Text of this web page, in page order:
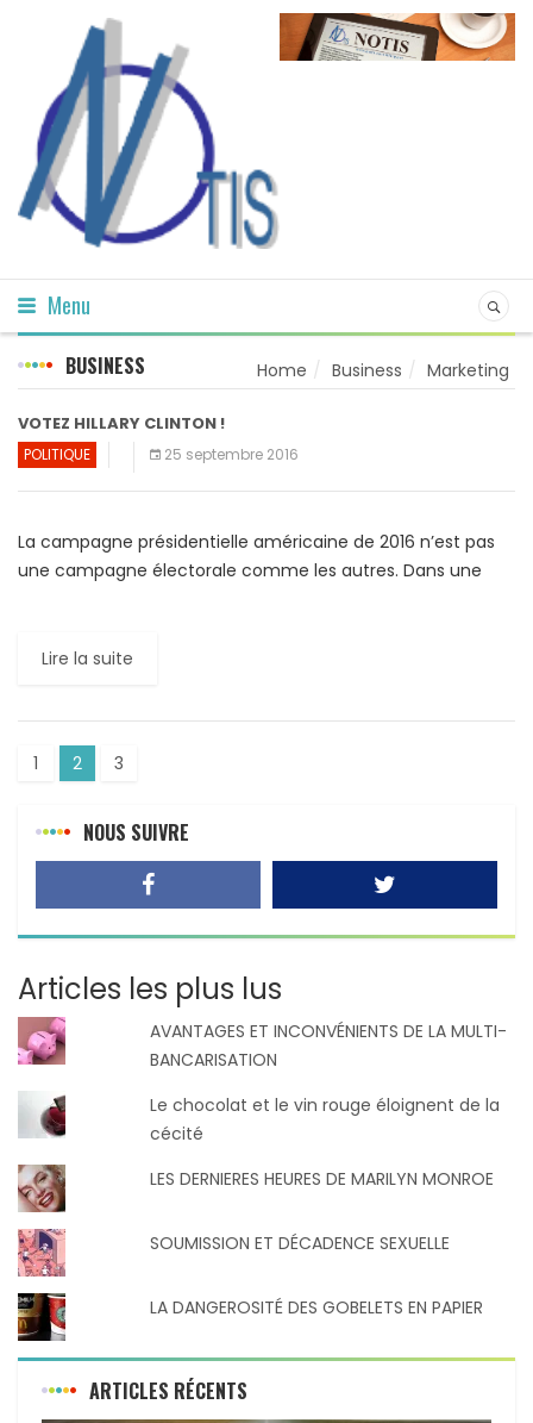
Menu
BUSINESS Home Business Marketing
VOTEZ HILLARY CLINTON !
POLITIQUE 25 septembre 2016
La campagne présidentielle américaine de 2016 n’est pas
une campagne électorale comme les autres. Dans une
Lire la suite
1 2 3
NOUS SUIVRE
Articles les plus lus
AVANTAGES ET INCONVÉNIENTS DE LA MULTI-
BANCARISATION
Le chocolat et le vin rouge éloignent de la
cécité
LES DERNIERES HEURES DE MARILYN MONROE
SOUMISSION ET DÉCADENCE SEXUELLE
LA DANGEROSITÉ DES GOBELETS EN PAPIER
ARTICLES RÉCENTS